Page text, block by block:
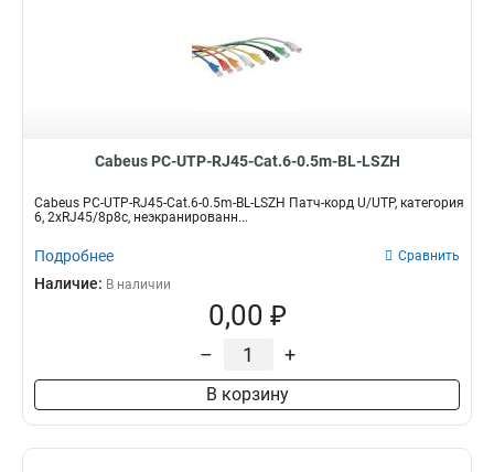
Cabeus PC-UTP-RJ45-Cat.6-0.5m-BL-LSZH
Cabeus PC-UTP-RJ45-Cat.6-0.5m-BL-LSZH Патч-корд U/UTP, категория
6, 2xRJ45/8p8c, неэкранированн...
Подробнее Сравнить
Наличие: В наличии
0,00 ₽
– +
В корзину